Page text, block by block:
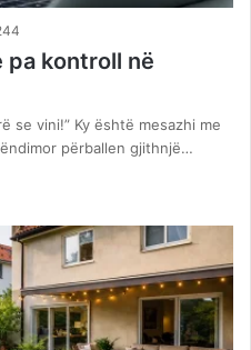
kontroll në
se vini!” Ky është mesazhi me
përballen gjithnjë…